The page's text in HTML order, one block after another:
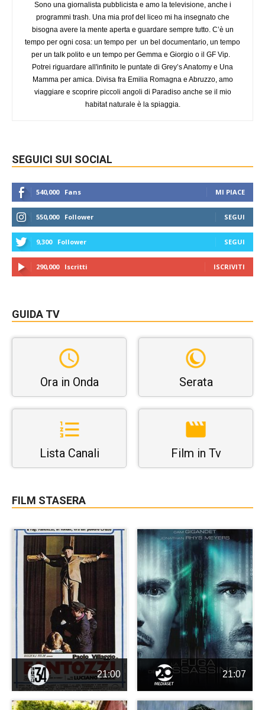
Sono una giornalista pubblicista e amo la televisione, anche i
programmi trash. Una mia prof del liceo mi ha insegnato che
bisogna avere la mente aperta e guardare sempre tutto. C’è un
tempo per ogni cosa: un tempo per un bel documentario, un tempo
per un talk polito e un tempo per Gemma e Giorgio o il GF Vip.
Potrei riguardare all'infinito le puntate di Grey’s Anatomy e Una
Mamma per amica. Divisa fra Emilia Romagna e Abruzzo, amo
viaggiare e scoprire piccoli angoli di Paradiso anche se il mio
habitat naturale è la spiaggia.
SEGUICI SUI SOCIAL
540,000 Fans MI PIACE
550,000 Follower SEGUI
9,300 Follower SEGUI
290,000 Iscritti ISCRIVITI
GUIDA TV
Ora in Onda Serata
Lista Canali Film in Tv
FILM STASERA
21:00 21:07